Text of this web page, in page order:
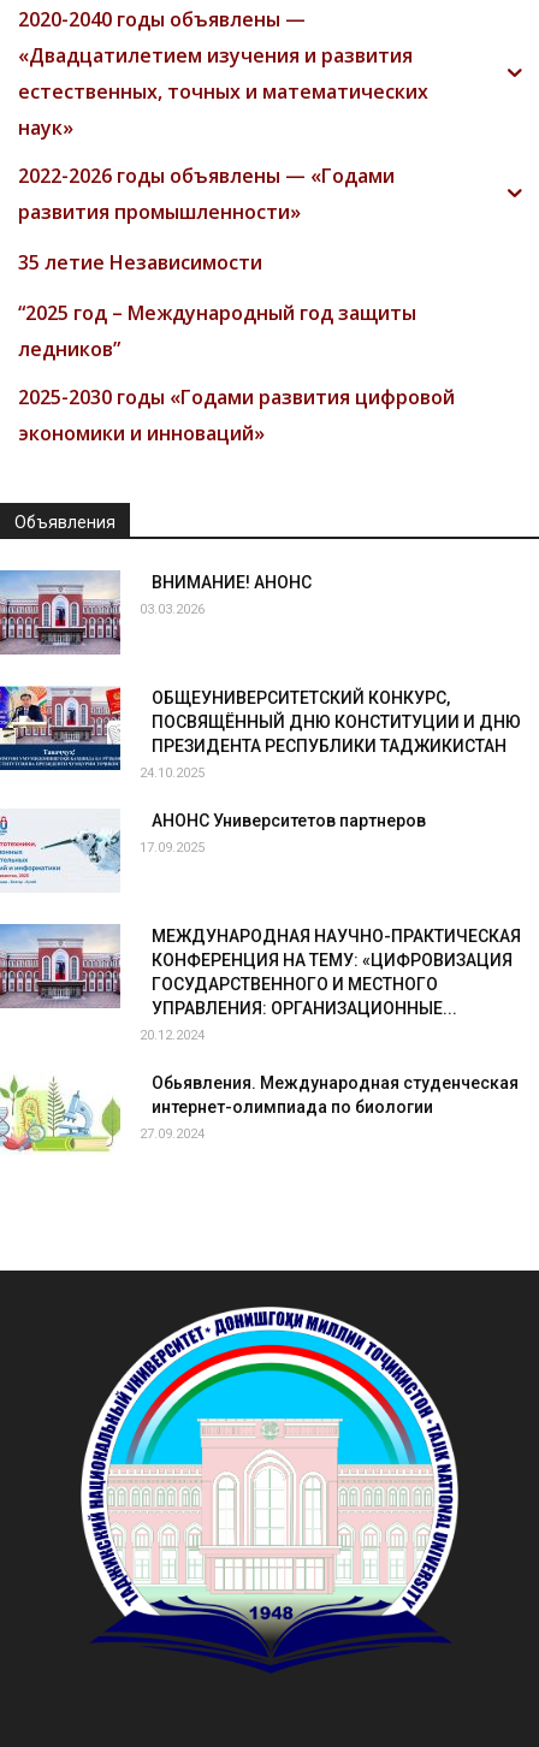
2020-2040 годы объявлены —
«Двадцатилетием изучения и развития
естественных, точных и математических
наук»
2022-2026 годы объявлены — «Годами
развития промышленности»
35 летие Независимости
“2025 год – Международный год защиты
ледников”
2025-2030 годы «Годами развития цифровой
экономики и инноваций»
Объявления
ВНИМАНИЕ! АНОНС
03.03.2026
ОБЩЕУНИВЕРСИТЕТСКИЙ КОНКУРС,
ПОСВЯЩЁННЫЙ ДНЮ КОНСТИТУЦИИ И ДНЮ
ПРЕЗИДЕНТА РЕСПУБЛИКИ ТАДЖИКИСТАН
24.10.2025
АНОНС Университетов партнеров
17.09.2025
МЕЖДУНАРОДНАЯ НАУЧНО-ПРАКТИЧЕСКАЯ
КОНФЕРЕНЦИЯ НА ТЕМУ: «ЦИФРОВИЗАЦИЯ
ГОСУДАРСТВЕННОГО И МЕСТНОГО
УПРАВЛЕНИЯ: ОРГАНИЗАЦИОННЫЕ...
20.12.2024
Обьявления. Международная студенческая
интернет-олимпиада по биологии
27.09.2024